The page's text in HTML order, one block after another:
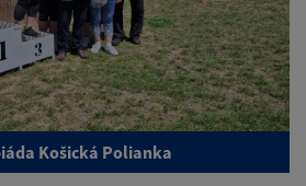
Košická Polianka